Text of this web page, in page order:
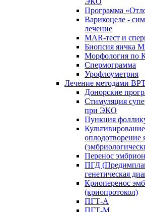
Программа
Варикоцеле -
лечение
MAR-тест и
Биопсия яичка
Морфология по
Спермограмма
Урофлоуметрия
Лечение методами
Донорские
Стимуляция
при ЭКО
Пункция
Перенос
ПГД
генетическая
Криоперенос
(криопротокол)
ПГТ-А
ПГТ-М